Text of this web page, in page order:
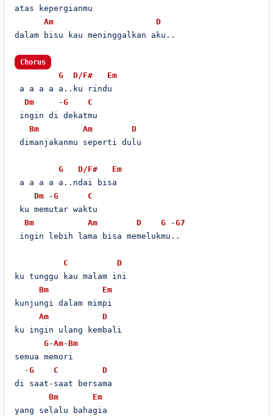
atas kepergianmu
Am
D
dalam bisu kau meninggalkan aku..
Chorus
G D/F#
Em
a a a a a..ku rindu
Dm
     -
G
C
ingin di dekatmu
Bm
Am
D
dimanjakanmu seperti dulu
G D/F#
Em
a a a a a..ndai bisa
Dm -G
C
ku memutar waktu
Bm
Am D G -G7
ingin lebih lama bisa memelukmu..
C
D
ku tunggu kau malam ini
Bm
Em
kunjungi dalam mimpi
Am
D
ku ingin ulang kembali
G-Am-Bm
semua memori
  -
G C
D
di saat-saat bersama
Bm
Em
yang selalu bahagia